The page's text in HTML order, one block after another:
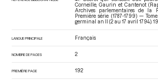
Corneille, Gaurin et Cantenot
Archives parlementaires de la
Première série (1787-1799) —
germinal an II (2 au 17 avril 1794) .
LANGUE PRINCIPALE Français
NOMBRE DE PAGES 2
PREMIÈRE PAGE 192